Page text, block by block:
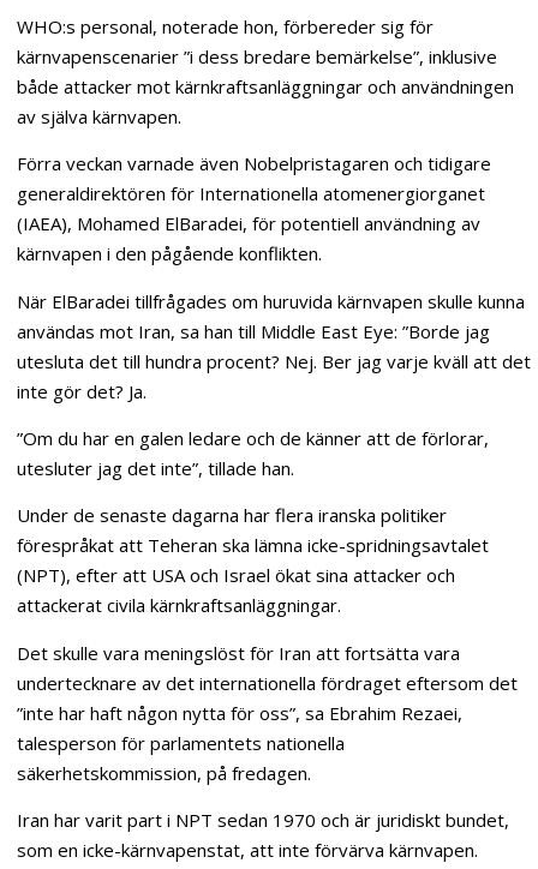
WHO:s personal, noterade hon, förbereder sig för
kärnvapenscenarier ”i dess bredare bemärkelse”, inklusive
både attacker mot kärnkraftsanläggningar och användningen
av själva kärnvapen.
Förra veckan varnade även Nobelpristagaren och tidigare
generaldirektören för Internationella atomenergiorganet
(IAEA), Mohamed ElBaradei, för potentiell användning av
kärnvapen i den pågående konflikten.
När ElBaradei tillfrågades om huruvida kärnvapen skulle kunna
användas mot Iran, sa han till Middle East Eye: ”Borde jag
utesluta det till hundra procent? Nej. Ber jag varje kväll att det
inte gör det? Ja.
”Om du har en galen ledare och de känner att de förlorar,
utesluter jag det inte”, tillade han.
Under de senaste dagarna har flera iranska politiker
förespråkat att Teheran ska lämna icke-spridningsavtalet
(NPT), efter att USA och Israel ökat sina attacker och
attackerat civila kärnkraftsanläggningar.
Det skulle vara meningslöst för Iran att fortsätta vara
undertecknare av det internationella fördraget eftersom det
”inte har haft någon nytta för oss”, sa Ebrahim Rezaei,
talesperson för parlamentets nationella
säkerhetskommission, på fredagen.
Iran har varit part i NPT sedan 1970 och är juridiskt bundet,
som en icke-kärnvapenstat, att inte förvärva kärnvapen.